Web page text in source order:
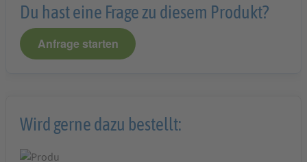
Du hast eine Frage zu diesem Produkt?
Anfrage starten
Wird gerne dazu bestellt: